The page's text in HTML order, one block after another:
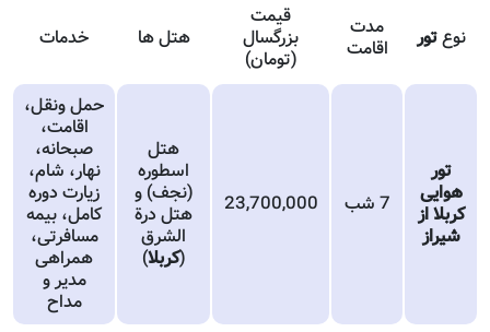
نوعتور
مدت
اقامت
قیمت
بزرگسال
(تومان)
هتل ها خدمات
تور
هوایی
کربلا از
شیراز
7 شب 23,700,000
هتل
اسطوره
(نجف) و
هتل درة
الشرق
(کربلا)
حمل ونقل،
اقامت،
صبحانه،
نهار، شام،
زیارت دوره
کامل، بیمه
مسافرتی،
همراهی
مدیر و
مداح